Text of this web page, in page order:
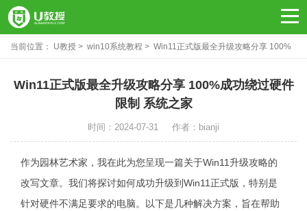
当前位置： U教授 win10系统教程 Win11正式版最全升级攻略分享 100%
Win11正式版最全升级攻略分享 100%成功绕过硬件
限制 系统之家
时间：2024-07-31 作者：bianji
作为园林艺术家，我在此为您呈现一篇关于Win11升级攻略的
改写文章。我们将探讨如何成功升级到Win11正式版，特别是
针对硬件不满足要求的电脑。以下是几种解决方案，旨在帮助